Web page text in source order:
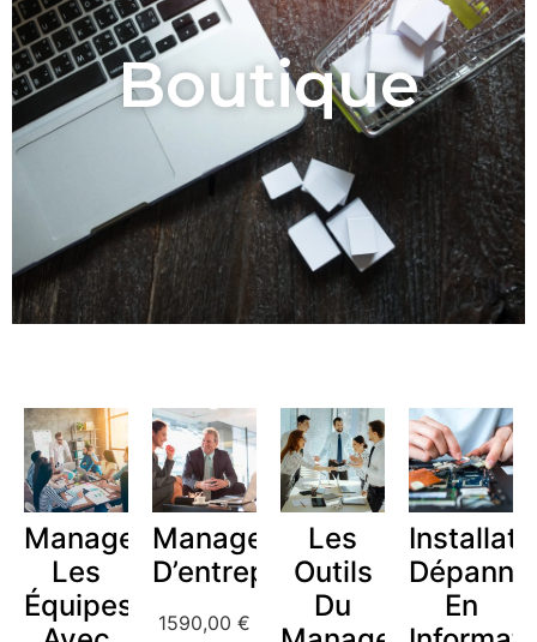
Boutique
Manager
Les
Équipes
Management
D’entreprise
1590,00 €
Les
Outils
Du
En